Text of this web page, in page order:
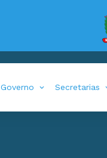
Governo Secretarias